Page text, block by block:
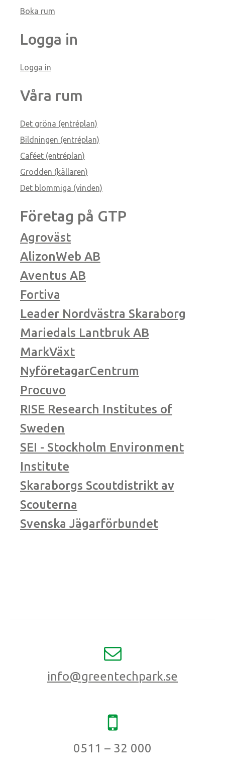
Boka rum
Logga in
Logga in
Våra rum
Det gröna (entréplan)
Bildningen (entréplan)
Caféet (entréplan)
Grodden (källaren)
Det blommiga (vinden)
Företag på GTP
Agroväst
AlizonWeb AB
Aventus AB
Fortiva
Leader Nordvästra Skaraborg
Mariedals Lantbruk AB
MarkVäxt
NyföretagarCentrum
Procuvo
RISE Research Institutes of
Sweden
SEI - Stockholm Environment
Institute
Skaraborgs Scoutdistrikt av
Scouterna
Svenska Jägarförbundet
info@greentechpark.se
0511 – 32 000